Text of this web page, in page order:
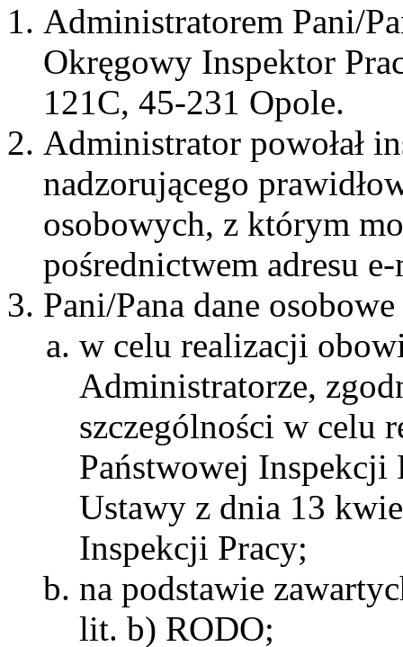
Administratorem Pani/
Okręgowy Inspektor
121C, 45-231 Opole.
Administrator powołał
nadzorującego
osobowych, z którym
pośrednictwem adresu
Pani/Pana dane
w celu realizacji
Administratorze,
szczególności w celu
Państwowej Inspekcji
Ustawy z dnia 13
Inspekcji Pracy;
na podstawie
lit. b) RODO;